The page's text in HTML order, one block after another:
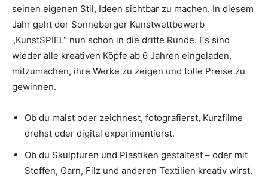
seinen eigenen Stil, Ideen sichtbar zu machen. In diesem
Jahr geht der Sonneberger Kunstwettbewerb
„KunstSPIEL“ nun schon in die dritte Runde. Es sind
wieder alle kreativen Köpfe ab 6 Jahren eingeladen,
mitzumachen, ihre Werke zu zeigen und tolle Preise zu
gewinnen.
Ob du malst oder zeichnest, fotografierst, Kurzfilme
drehst oder digital experimentierst.
Ob du Skulpturen und Plastiken gestaltest – oder mit
Stoffen, Garn, Filz und anderen Textilien kreativ wirst.